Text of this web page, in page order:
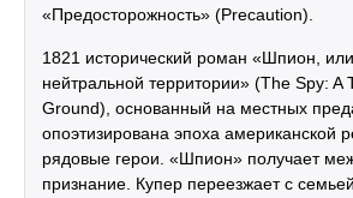
«Предосторожность» (Precaution).
1821 исторический роман «Шпион,
нейтральной территории» (The Spy: A
Ground), основанный на местных
опоэтизирована эпоха американской
рядовые герои. «Шпион» получает
признание. Купер переезжает с